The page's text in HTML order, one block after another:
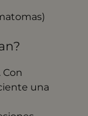
una